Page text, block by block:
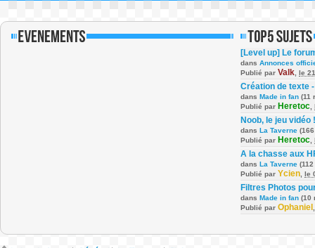
[Level up] Le
dans Annonces
Publié par Valk le
Création de texte
dans Made in fan (11
Publié par Heretoc
Noob, le jeu vidéo !
dans La Taverne
Publié par Heretoc
A la chasse aux
dans La Taverne
Publié par Ycien le
Filtres Photos
dans Made in fan (10
Publié par Ophaniel